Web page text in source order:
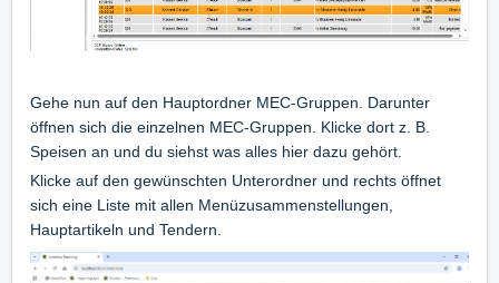
Gehe nun auf den Hauptordner MEC-Gruppen. Darunter
öffnen sich die einzelnen MEC-Gruppen. Klicke dort z. B.
Speisen an und du siehst was alles hier dazu gehört.
Klicke auf den gewünschten Unterordner und rechts öffnet
sich eine Liste mit allen Menüzusammenstellungen,
Hauptartikeln und Tendern.